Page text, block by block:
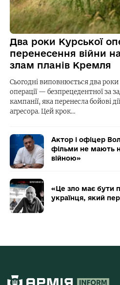
Два роки Курської
перенесення війни
злам планів Кремля
Сьогодні виповнюється два роки
операції — безпрецедентної за
кампанії, яка перенесла бойові
агресора. Цей крок…
Актор і офіцер
фільми не мають
війною»
«Це зло має бути
українця, який